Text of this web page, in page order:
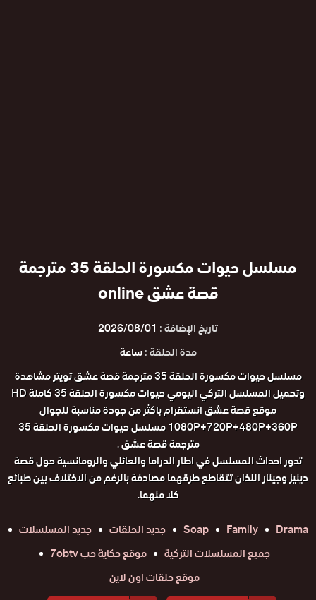
مسلسل حيوات مكسورة الحلقة 35 مترجمة
قصة عشق online
تاريخ الإضافة : 2026/08/01
مدة الحلقة :ساعة
مسلسل حيوات مكسورة الحلقة 35 مترجمة قصة عشق تويتر مشاهدة
وتحميل المسلسل التركي اليومي حيوات مكسورة الحلقة 35 كاملة HD
موقع قصة عشق انستقرام باكثر من جودة مناسبة للجوال
1080P+720P+480P+360P مسلسل حيوات مكسورة الحلقة 35
مترجمة قصة عشق .
تدور احداث المسلسل في اطار الدراما والعائلي والرومانسية حول قصة
دينيز وجينار اللذان تتقاطع طرقهما مصادفة بالرغم من الاختلاف بين طبائع
كلا منهما.
Drama
Family
Soap جديد الحلقات
جديد المسلسلات
جميع المسلسلات التركية
موقع حكاية حب 7obtv
موقع حلقات اون لاين